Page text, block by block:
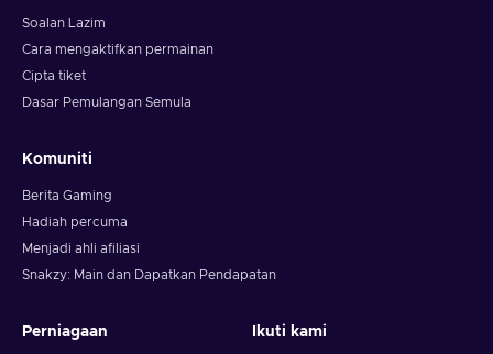
Soalan Lazim
Cara mengaktifkan permainan
Cipta tiket
Dasar Pemulangan Semula
Komuniti
Berita Gaming
Hadiah percuma
Menjadi ahli afiliasi
Snakzy: Main dan Dapatkan Pendapatan
Perniagaan Ikuti kami